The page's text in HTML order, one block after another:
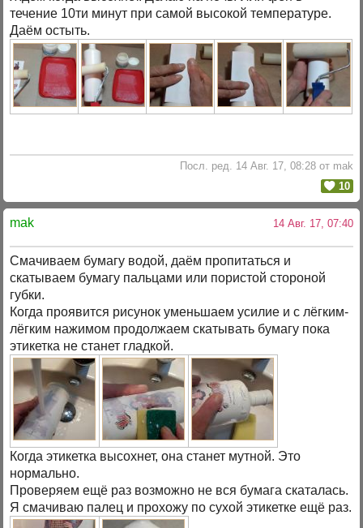
течение 10ти минут при самой высокой температуре.
Даём остыть.
Посл. ред. 14 Авг. 17, 08:28 от mak
10
mak 14 Авг. 17, 07:40
Смачиваем бумагу водой, даём пропитаться и
скатываем бумагу пальцами или пористой стороной
губки.
Когда проявится рисунок уменьшаем усилие и с лёгким-
лёгким нажимом продолжаем скатывать бумагу пока
этикетка не станет гладкой.
Когда этикетка высохнет, она станет мутной. Это
нормально.
Проверяем ещё раз возможно не вся бумага скаталась.
Я смачиваю палец и прохожу по сухой этикетке ещё раз.